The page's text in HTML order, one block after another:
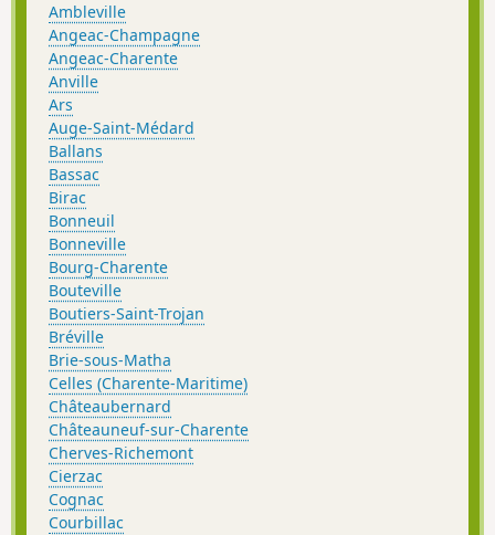
Ambleville
Angeac-Champagne
Angeac-Charente
Anville
Ars
Auge-Saint-Médard
Ballans
Bassac
Birac
Bonneuil
Bonneville
Bourg-Charente
Bouteville
Boutiers-Saint-Trojan
Bréville
Brie-sous-Matha
Celles (Charente-Maritime)
Châteaubernard
Châteauneuf-sur-Charente
Cherves-Richemont
Cierzac
Cognac
Courbillac